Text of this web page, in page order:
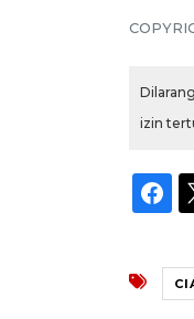
izin